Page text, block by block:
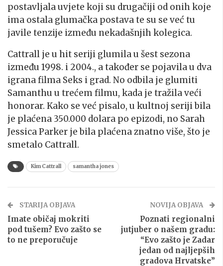
postavljala uvjete koji su drugačiji od onih koje
ima ostala glumačka postava te su se već tu
javile tenzije između nekadašnjih kolegica.
Cattrall je u hit seriji glumila u šest sezona
između 1998. i 2004., a također se pojavila u dva
igrana filma Seks i grad. No odbila je glumiti
Samanthu u trećem filmu, kada je tražila veći
honorar. Kako se već pisalo, u kultnoj seriji bila
je plaćena 350.000 dolara po epizodi, no Sarah
Jessica Parker je bila plaćena znatno više, što je
smetalo Cattrall.
Kim Cattrall samantha jones
STARIJA OBJAVA
Imate običaj mokriti
pod tušem? Evo zašto se
to ne preporučuje
NOVIJA OBJAVA
Poznati regionalni
jutjuber o našem gradu:
“Evo zašto je Zadar
jedan od najljepših
gradova Hrvatske”